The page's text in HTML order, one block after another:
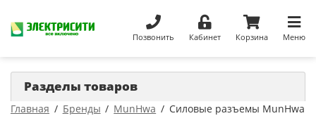
Позвонить Кабинет Корзина Меню
Главная Бренды MunHwa Силовые разъемы MunHwa
Разделы товаров